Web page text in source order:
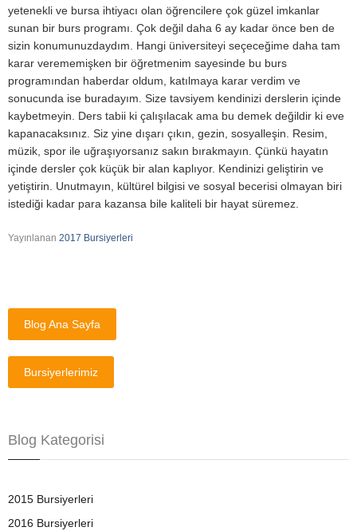
yetenekli ve bursa ihtiyacı olan öğrencilere çok güzel imkanlar
sunan bir burs programı. Çok değil daha 6 ay kadar önce ben de
sizin konumunuzdaydım. Hangi üniversiteyi seçeceğime daha tam
karar verememişken bir öğretmenim sayesinde bu burs
programından haberdar oldum, katılmaya karar verdim ve
sonucunda ise buradayım. Size tavsiyem kendinizi derslerin içinde
kaybetmeyin. Ders tabii ki çalışılacak ama bu demek değildir ki eve
kapanacaksınız. Siz yine dışarı çıkın, gezin, sosyalleşin. Resim,
müzik, spor ile uğraşıyorsanız sakın bırakmayın. Çünkü hayatın
içinde dersler çok küçük bir alan kaplıyor. Kendinizi geliştirin ve
yetiştirin. Unutmayın, kültürel bilgisi ve sosyal becerisi olmayan biri
istediği kadar para kazansa bile kaliteli bir hayat süremez.
Yayınlanan 2017 Bursiyerleri
Blog Ana Sayfa
Bursiyerlerimiz
Blog Kategorisi
2015 Bursiyerleri
2016 Bursiyerleri